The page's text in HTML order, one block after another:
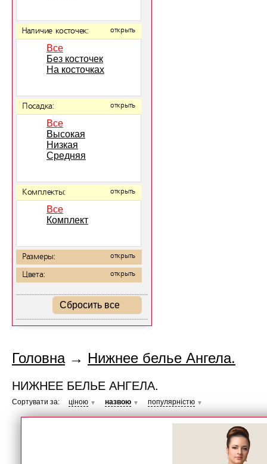
Наличие косточек: открыть
Все
Без косточек
На косточках
Посадка: открыть
Все
Высокая
Низкая
Средняя
Комплекты: открыть
Все
Комплект
Размеры: открыть
Цвета: открыть
Сбросить все
Головна→ Нижнее белье Ангела.
НИЖНЕЕ БЕЛЬЕ АНГЕЛА.
Сортувати за: ціною ▼ назвою ▼ популярністю ▼